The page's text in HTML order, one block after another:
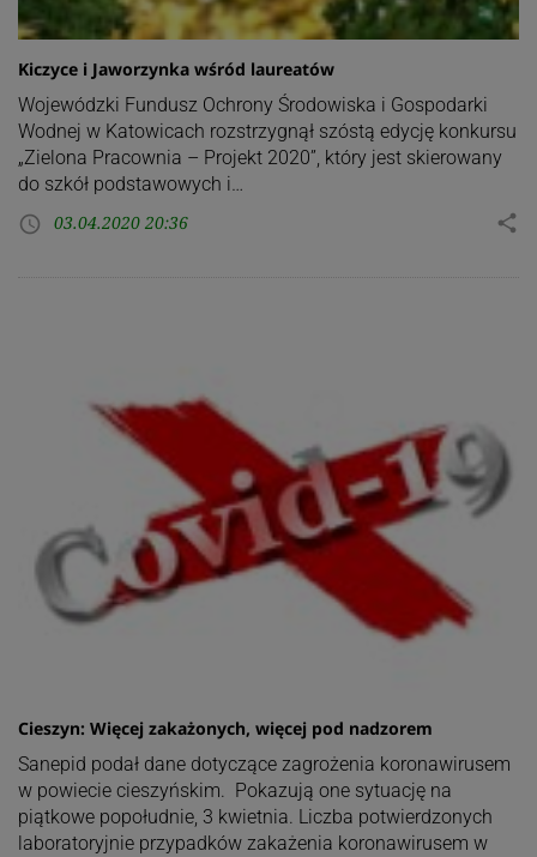
Kiczyce i Jaworzynka wśród laureatów
Wojewódzki Fundusz Ochrony Środowiska i Gospodarki
Wodnej w Katowicach rozstrzygnął szóstą edycję konkursu
„Zielona Pracownia – Projekt 2020”, który jest skierowany
do szkół podstawowych i…
access_time 03.04.2020 20:36 share
Cieszyn: Więcej zakażonych, więcej pod nadzorem
Sanepid podał dane dotyczące zagrożenia koronawirusem
w powiecie cieszyńskim. Pokazują one sytuację na
piątkowe popołudnie, 3 kwietnia. Liczba potwierdzonych
laboratoryjnie przypadków zakażenia koronawirusem w